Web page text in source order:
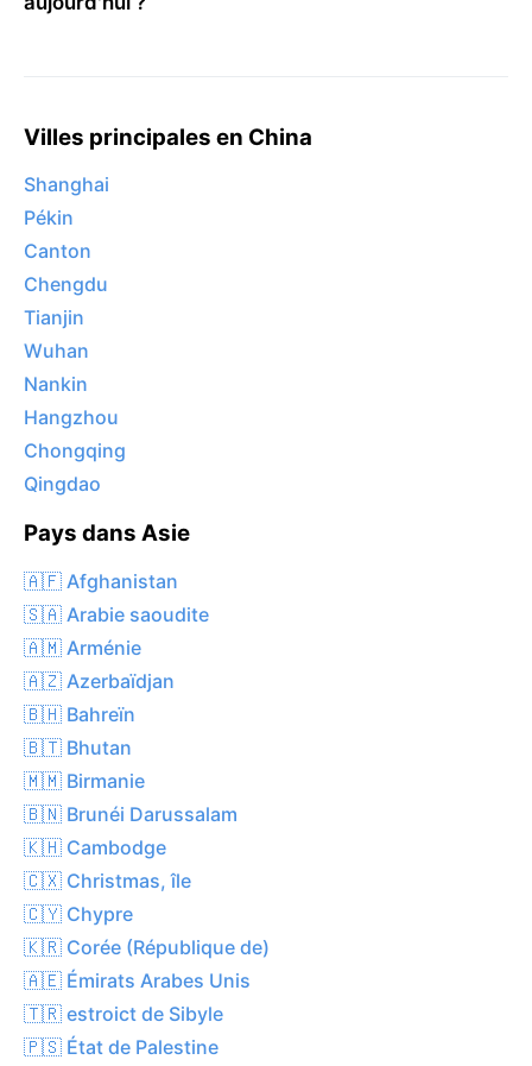
Villes principales en China
Shanghai
Pékin
Canton
Chengdu
Tianjin
Wuhan
Nankin
Hangzhou
Chongqing
Qingdao
Pays dans Asie
🇦🇫 Afghanistan
🇸🇦 Arabie saoudite
🇦🇲 Arménie
🇦🇿 Azerbaïdjan
🇧🇭 Bahreïn
🇧🇹 Bhutan
🇲🇲 Birmanie
🇧🇳 Brunéi Darussalam
🇰🇭 Cambodge
🇨🇽 Christmas, île
🇨🇾 Chypre
🇰🇷 Corée (République de)
🇦🇪 Émirats Arabes Unis
🇹🇷 estroict de Sibyle
🇵🇸 État de Palestine